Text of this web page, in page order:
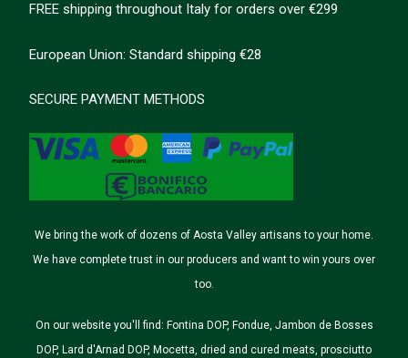
FREE shipping throughout Italy for orders over €299
European Union: Standard shipping €28
SECURE PAYMENT METHODS
We bring the work of dozens of Aosta Valley artisans to your home.
We have complete trust in our producers and want to win yours over
too.
On our website you'll find: Fontina DOP, Fondue, Jambon de Bosses
DOP, Lard d'Arnad DOP, Mocetta, dried and cured meats, prosciutto